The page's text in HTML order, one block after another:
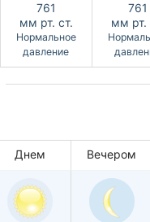
761
мм рт. ст.
Нормальное
давление
761
мм рт.
Днем Вечером